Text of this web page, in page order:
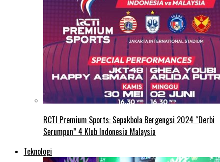
RCTI Premium Sports: Sepakbola Bergengsi 2024 “Derbi
Serumpun” 4 Klub Indonesia Malaysia
Teknologi